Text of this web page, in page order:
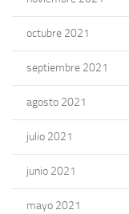
octubre 2021
septiembre 2021
agosto 2021
julio 2021
junio 2021
mayo 2021